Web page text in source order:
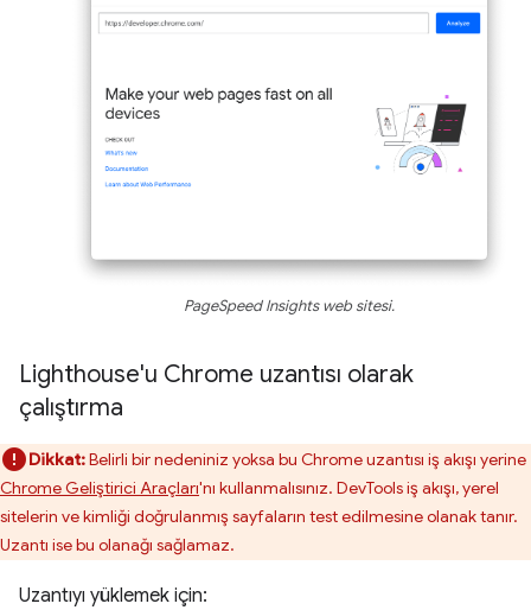
PageSpeed Insights web sitesi.
Lighthouse'u Chrome uzantısı olarak
çalıştırma
Dikkat:Belirli bir nedeniniz yoksa bu Chrome uzantısı iş akışı yerine
Chrome Geliştirici Araçları'nı kullanmalısınız. DevTools iş akışı, yerel
sitelerin ve kimliği doğrulanmış sayfaların test edilmesine olanak tanır.
Uzantı ise bu olanağı sağlamaz.
Uzantıyı yüklemek için: